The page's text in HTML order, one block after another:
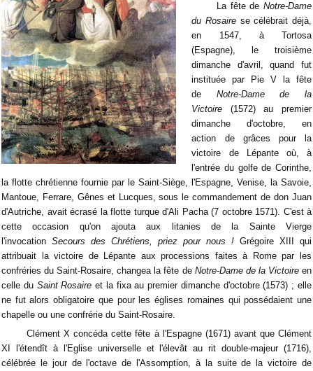
La fête de Notre-Dame
du Rosaire se célébrait déjà,
en 1547, à Tortosa
(Espagne), le troisième
dimanche d'avril, quand fut
instituée par Pie V la fête
de Notre-Dame de la
Victoire (1572) au premier
dimanche d'octobre, en
action de grâces pour la
victoire de Lépante où, à
l'entrée du golfe de Corinthe,
la flotte chrétienne fournie par le Saint-Siège, l'Espagne, Venise, la Savoie,
Mantoue, Ferrare, Gênes et Lucques, sous le commandement de don Juan
d'Autriche, avait écrasé la flotte turque d'Ali Pacha (7 octobre 1571). C'est à
cette occasion qu'on ajouta aux litanies de la Sainte Vierge
l'invocation Secours des Chrétiens, priez pour nous ! Grégoire XIII qui
attribuait la victoire de Lépante aux processions faites à Rome par les
confréries du Saint-Rosaire, changea la fête de Notre-Dame de la Victoireen
celle du Saint Rosaire et la fixa au premier dimanche d'octobre (1573) ; elle
ne fut alors obligatoire que pour les églises romaines qui possédaient une
chapelle ou une confrérie du Saint-Rosaire.
Clément X concéda cette fête à l'Espagne (1671) avant que Clément
XI l'étendît à l'Eglise universelle et l'élevât au rit double-majeur (1716),
célébrée le jour de l'octave de l'Assomption, à la suite de la victoire de